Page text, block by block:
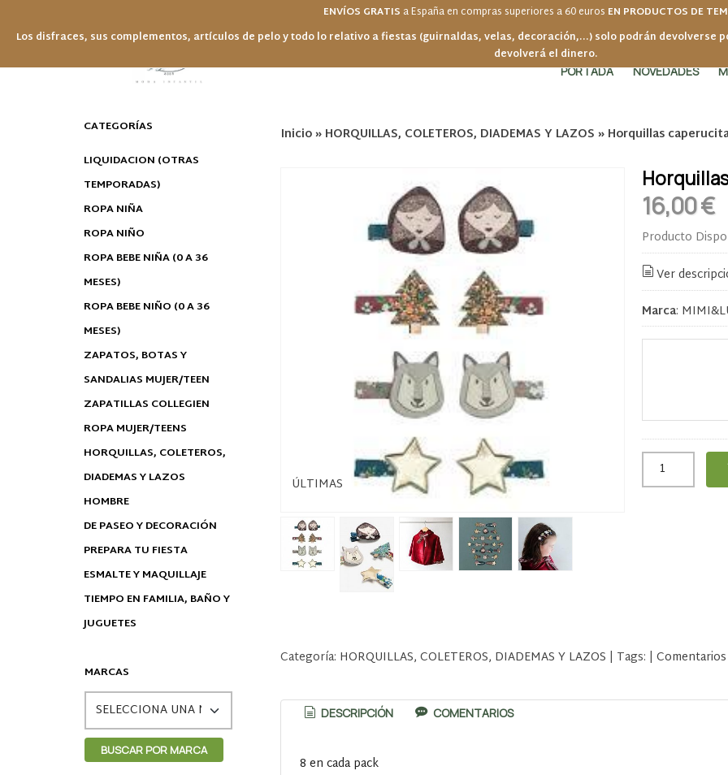
ENVÍOS GRATIS a España en compras superiores a 60 euros EN PRODUCTOS DE
Los disfraces, sus complementos, artículos de pelo y todo lo relativo a fiestas (guirnaldas, velas, decoración,...) solo podrán devolverse
devolverá el dinero.
PORTADA NOVEDADES
CATEGORÍAS
LIQUIDACION (OTRAS
TEMPORADAS)
ROPA NIÑA
ROPA NIÑO
ROPA BEBE NIÑA (0 A 36
MESES)
ROPA BEBE NIÑO (0 A 36
MESES)
ZAPATOS, BOTAS Y
SANDALIAS MUJER/TEEN
ZAPATILLAS COLLEGIEN
ROPA MUJER/TEENS
HORQUILLAS, COLETEROS,
DIADEMAS Y LAZOS
HOMBRE
DE PASEO Y DECORACIÓN
PREPARA TU FIESTA
ESMALTE Y MAQUILLAJE
TIEMPO EN FAMILIA, BAÑO Y
JUGUETES
MARCAS
Inicio» HORQUILLAS, COLETEROS, DIADEMAS Y LAZOS » Horquillas
ÚLTIMAS
16,00 €
Producto
Ver
Marca:
Categoría: HORQUILLAS, COLETEROS, DIADEMAS Y LAZOS | Tags: | Comentarios
DESCRIPCIÓN COMENTARIOS
8 en cada pack